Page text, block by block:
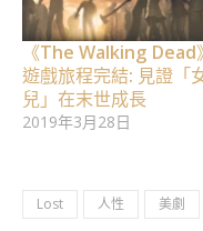
《The Walking Dead
遊戲旅程完結: 見證「
兒」在末世成長
2019年3月28日
Lost 人性 美劇